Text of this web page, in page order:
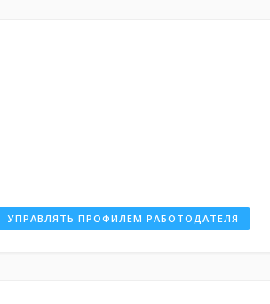
УПРАВЛЯТЬ ПРОФИЛЕМ РАБОТОДАТЕЛЯ